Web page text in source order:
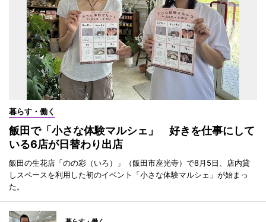
暮らす・働く
飯田で「小さな体験マルシェ」 好きを仕事にして
いる6店が日替わり出店
飯田の生花店「のの彩（いろ）」（飯田市座光寺）で8月5日、店内貸
しスペースを利用した初のイベント「小さな体験マルシェ」が始まっ
た。